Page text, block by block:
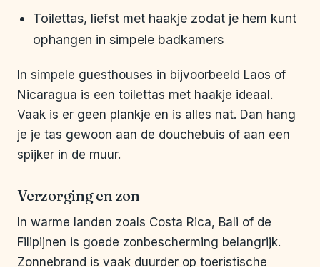
Toilettas, liefst met haakje zodat je hem kunt
ophangen in simpele badkamers
In simpele guesthouses in bijvoorbeeld Laos of
Nicaragua is een toilettas met haakje ideaal.
Vaak is er geen plankje en is alles nat. Dan hang
je je tas gewoon aan de douchebuis of aan een
spijker in de muur.
Verzorging en zon
In warme landen zoals Costa Rica, Bali of de
Filipijnen is goede zonbescherming belangrijk.
Zonnebrand is vaak duurder op toeristische